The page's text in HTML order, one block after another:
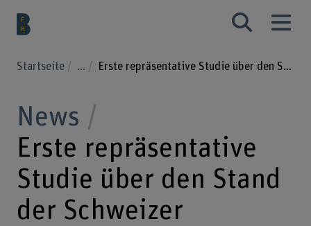
Startseite ... Erste repräsentative Studie über den Stand der Schweizer Kreislaufwirtschaft
News
Erste repräsentative
Studie über den Stand
der Schweizer